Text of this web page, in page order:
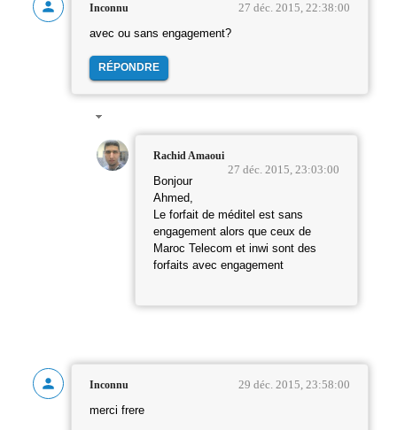
Inconnu 27 déc. 2015, 22:38:00
avec ou sans engagement?
RÉPONDRE
Rachid Amaoui
27 déc. 2015, 23:03:00
Bonjour
Ahmed,
Le forfait de méditel est sans
engagement alors que ceux de
Maroc Telecom et inwi sont des
forfaits avec engagement
Inconnu 29 déc. 2015, 23:58:00
merci frere